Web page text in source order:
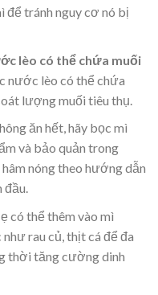
để tránh nguy cơ nó bị
lèo có thể chứa muối
nước lèo có thể chứa
lượng muối tiêu thụ.
ăn hết, hãy bọc mì
và bảo quản trong
nóng theo hướng dẫn
đầu.
có thể thêm vào mì
rau củ, thịt cá để đa
thời tăng cường dinh